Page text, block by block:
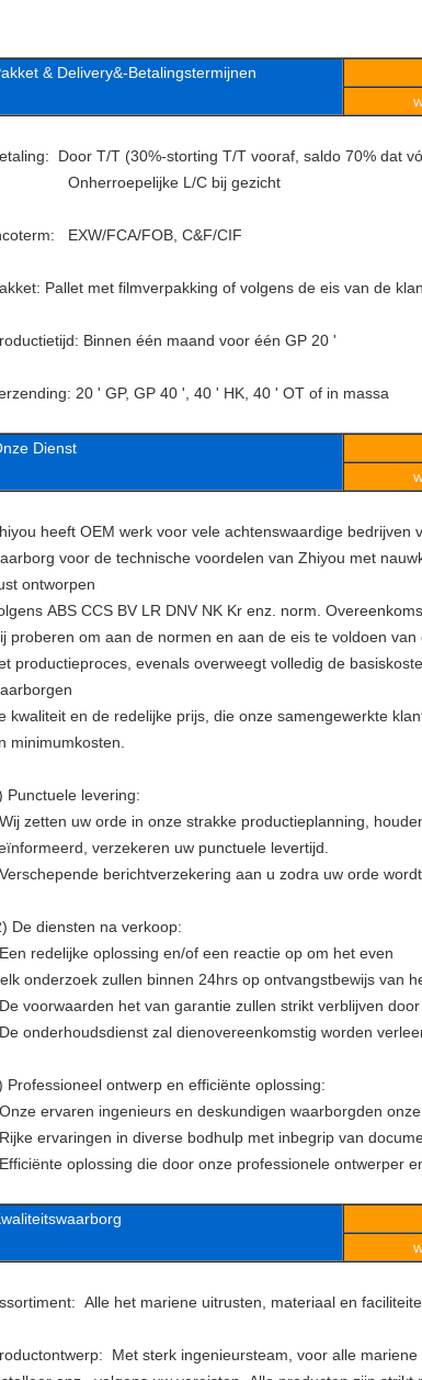
& Delivery&-Betalingstermijnen
Door T/T (30%-storting T/T vooraf, saldo 70% dat
L/C bij gezicht
EXW/FCA/FOB, C&F/CIF
Pallet met filmverpakking of volgens de eis van de
Binnen één maand voor één GP 20 '
20 ' GP, GP 40 ', 40 ' HK, 40 ' OT of in massa
Dienst
heeft OEM werk voor vele achtenswaardige bedrijven
voor de technische voordelen van Zhiyou met
ontworpen
ABS CCS BV LR DNV NK Kr enz. norm.
proberen om aan de normen en aan de eis te voldoen
productieproces, evenals overweegt volledig de
kwaliteit en de redelijke prijs, die onze samengewerkte
minimumkosten.
Punctuele levering:
zetten uw orde in onze strakke productieplanning,
verzekeren uw punctuele levertijd.
berichtverzekering aan u zodra uw orde
De diensten na verkoop:
redelijke oplossing en/of een reactie op om het even
onderzoek zullen binnen 24hrs op ontvangstbewijs van
voorwaarden het van garantie zullen strikt verblijven door
onderhoudsdienst zal dienovereenkomstig worden
Professioneel ontwerp en efficiënte oplossing:
ervaren ingenieurs en deskundigen waarborgden
ervaringen in diverse bodhulp met inbegrip van
oplossing die door onze professionele ontwerper
Alle het mariene uitrusten, materiaal en
Met sterk ingenieursteam, voor alle